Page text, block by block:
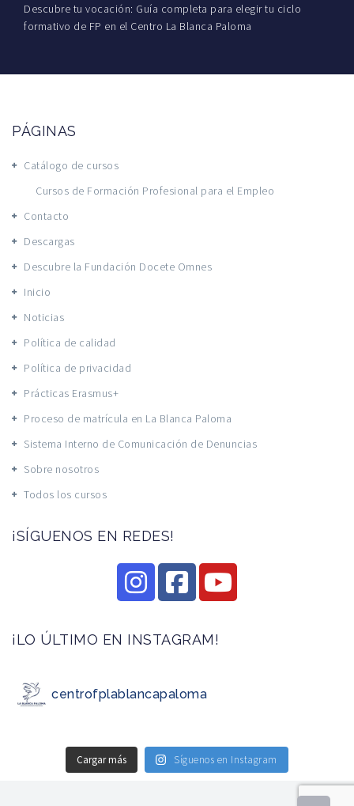
Descubre tu vocación: Guía completa para elegir tu ciclo
formativo de FP en el Centro La Blanca Paloma
PÁGINAS
Catálogo de cursos
Cursos de Formación Profesional para el Empleo
Contacto
Descargas
Descubre la Fundación Docete Omnes
Inicio
Noticias
Política de calidad
Política de privacidad
Prácticas Erasmus+
Proceso de matrícula en La Blanca Paloma
Sistema Interno de Comunicación de Denuncias
Sobre nosotros
Todos los cursos
¡SÍGUENOS EN REDES!
¡LO ÚLTIMO EN INSTAGRAM!
centrofplablancapaloma
Cargar más Síguenos en Instagram